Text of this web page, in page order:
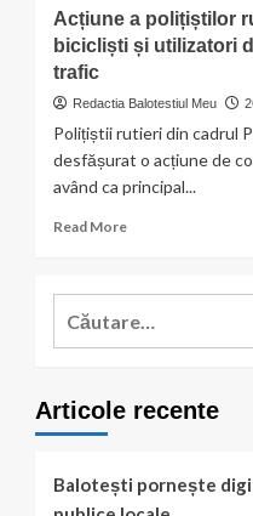
Acțiune a polițiștilor
bicicliști și utilizatori
trafic
Redactia Balotestiul Meu
Polițiștii rutieri din cadrul
desfășurat o acțiune de
având ca principal...
Read MoreRead
Acțiune
a
Moara
și
utilizatori
Caută
Articole recente
Balotești pornește